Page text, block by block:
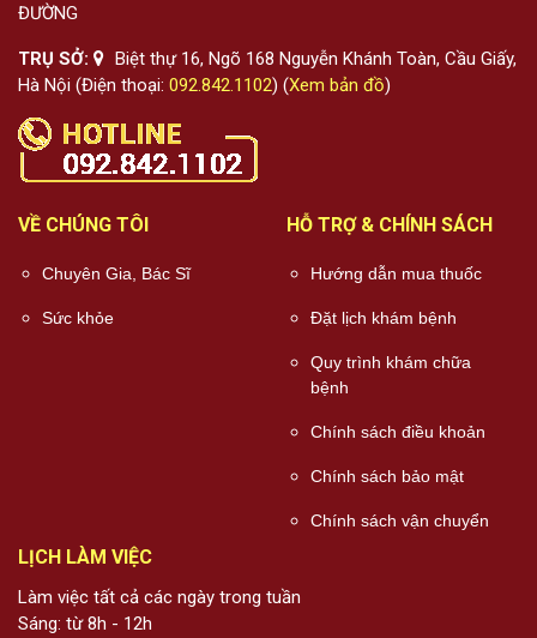
ĐƯỜNG
TRỤ SỞ:
Biệt thự 16, Ngõ 168 Nguyễn Khánh Toàn, Cầu Giấy,
Hà Nội (Điện thoại: 092.842.1102) (Xem bản đồ)
VỀ CHÚNG TÔI
Chuyên Gia, Bác Sĩ
Sức khỏe
HỖ TRỢ & CHÍNH SÁCH
Hướng dẫn mua thuốc
Đặt lịch khám bệnh
Quy trình khám chữa
bệnh
Chính sách điều khoản
Chính sách bảo mật
Chính sách vận chuyển
LỊCH LÀM VIỆC
Làm việc tất cả các ngày trong tuần
Sáng: từ 8h - 12h